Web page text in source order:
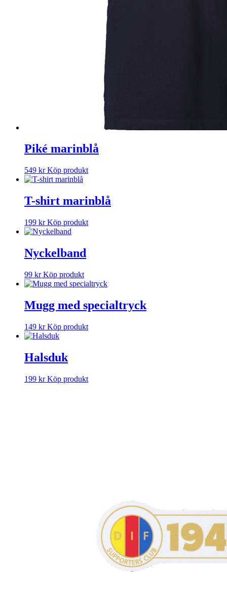
Piké marinblå
549 kr Köp produkt
T-shirt marinblå
199 kr Köp produkt
Nyckelband
99 kr Köp produkt
Mugg med specialtryck
149 kr Köp produkt
Halsduk
199 kr Köp produkt